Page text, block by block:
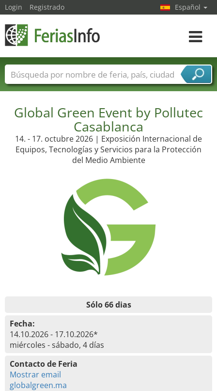
Global Green Event by Pollutec
Casablanca
14. - 17. octubre 2026 | Exposición Internacional de
Equipos, Tecnologías y Servicios para la Protección
del Medio Ambiente
Sólo 66 dias
Fecha:
14.10.2026 - 17.10.2026*
miércoles - sábado, 4 días
Contacto de Feria
Mostrar email
globalgreen.ma
Login Registrado Español
toggle
Nombres de ferias Países
Ciudades
Sectores de proveedor de servicios